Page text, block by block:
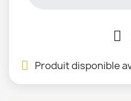
Produit disponible